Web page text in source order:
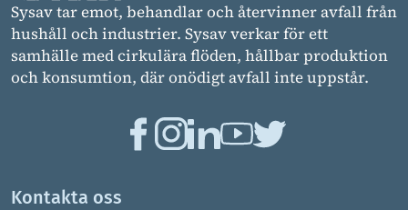
Sysav tar emot, behandlar och återvinner avfall från
hushåll och industrier. Sysav verkar för ett
samhälle med cirkulära flöden, hållbar produktion
och konsumtion, där onödigt avfall inte uppstår.
Kontakta oss